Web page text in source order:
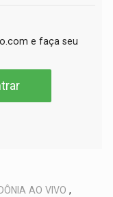
e faça seu
AO VIVO ,